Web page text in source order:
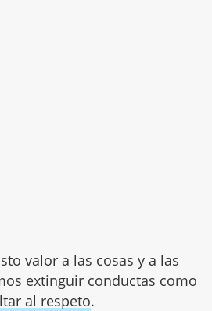
valor a las cosas y a las
extinguir conductas como
al respeto.